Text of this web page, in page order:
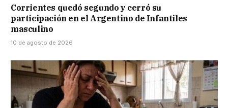
Corrientes quedó segundo y cerró su
participación en el Argentino de Infantiles
masculino
10 de agosto de 2026